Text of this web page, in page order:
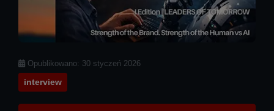
Szczegóły
Opublikowano: 30 styczeń 2026
interview